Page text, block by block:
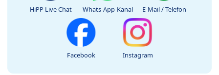
HiPP Live Chat Whats-App-Kanal E-Mail / Telefon
Facebook Instagram